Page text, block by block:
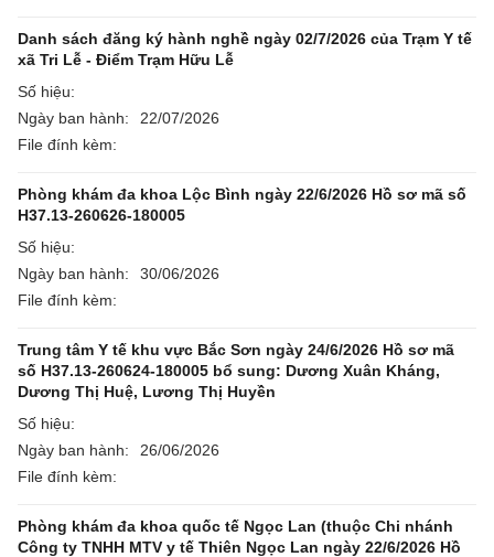
Danh sách đăng ký hành nghề ngày 02/7/2026 của Trạm Y tế
xã Tri Lễ - Điểm Trạm Hữu Lễ
Số hiệu:
Ngày ban hành:
22/07/2026
File đính kèm:
Phòng khám đa khoa Lộc Bình ngày 22/6/2026 Hồ sơ mã số
H37.13-260626-180005
Số hiệu:
Ngày ban hành:
30/06/2026
File đính kèm:
Trung tâm Y tế khu vực Bắc Sơn ngày 24/6/2026 Hồ sơ mã
số H37.13-260624-180005 bổ sung: Dương Xuân Kháng,
Dương Thị Huệ, Lương Thị Huyền
Số hiệu:
Ngày ban hành:
26/06/2026
File đính kèm:
Phòng khám đa khoa quốc tế Ngọc Lan (thuộc Chi nhánh
Công ty TNHH MTV y tế Thiên Ngọc Lan ngày 22/6/2026 Hồ